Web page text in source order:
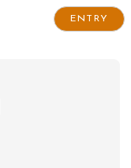
ENTRY